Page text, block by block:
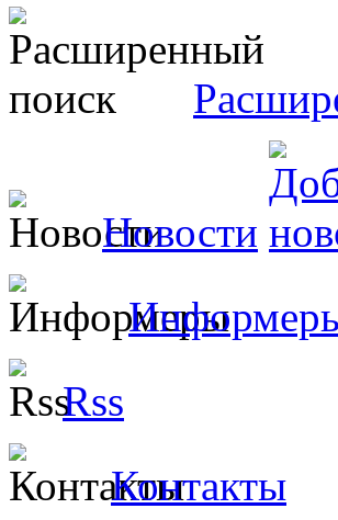
Новости
Rss
Контакты